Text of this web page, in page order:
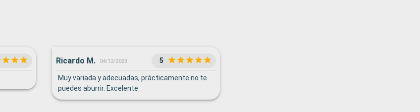
Ricardo M. 04/12/2023 5
Muy variada y adecuadas, prácticamente no te
puedes aburrir. Excelente